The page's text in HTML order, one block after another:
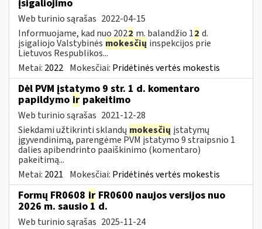
įsigaliojimo
Web turinio sąrašas 2022-04-15
Informuojame, kad nuo 2022 m. balandžio 12 d.
įsigaliojo Valstybinės mokesčių inspekcijos prie
Lietuvos Respublikos...
Metai: 2022 Mokesčiai: Pridėtinės vertės mokestis
Dėl PVM įstatymo 9 str. 1 d. komentaro
papildymo ir pakeitimo
Web turinio sąrašas 2021-12-28
Siekdami užtikrinti sklandų mokesčių įstatymų
įgyvendinimą, parengėme PVM įstatymo 9 straipsnio 1
dalies apibendrinto paaiškinimo (komentaro)
pakeitimą...
Metai: 2021 Mokesčiai: Pridėtinės vertės mokestis
Formų FR0608 ir FR0600 naujos versijos nuo
2026 m. sausio 1 d.
Web turinio sąrašas 2025-11-24